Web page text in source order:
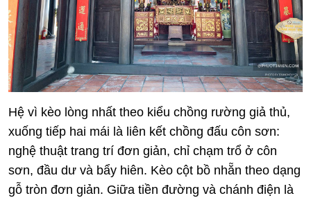
Hệ vì kèo lòng nhất theo kiểu chồng rường giả thủ,
xuống tiếp hai mái là liên kết chồng đấu côn sơn:
nghệ thuật trang trí đơn giản, chỉ chạm trổ ở côn
sơn, đầu dư và bẩy hiên. Kèo cột bồ nhẵn theo dạng
gỗ tròn đơn giản. Giữa tiền đường và chánh điện là